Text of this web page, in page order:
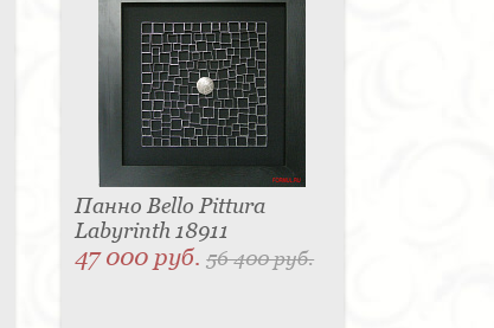
Панно Bello Pittura
Labyrinth 18911
47 000 руб.56 400 руб.